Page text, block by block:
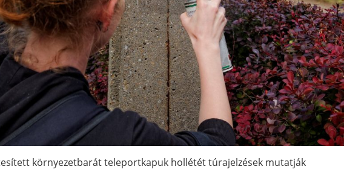
környezetbarát teleportkapuk hollétét túrajelzések mutatják